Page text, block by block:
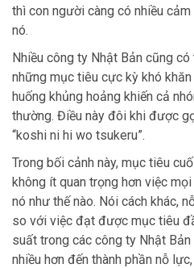
thì con người càng có nhiều
nó.
Nhiều công ty Nhật Bản cũng
những mục tiêu cực kỳ khó
huống khủng hoảng khiến cả
thường. Điều này đôi khi được
“koshi ni hi wo tsukeru”.
Trong bối cảnh này, mục tiêu
không ít quan trọng hơn việc
nó như thế nào. Nói cách khác,
so với việc đạt được mục tiêu
suất trong các công ty Nhật
nhiều hơn đến thành phần nỗ